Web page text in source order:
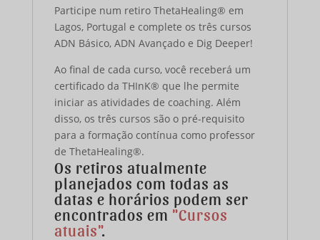
Participe num retiro ThetaHealing® em
Lagos, Portugal e complete os três cursos
ADN Básico, ADN Avançado e Dig Deeper!
Ao final de cada curso, você receberá um
certificado da THInK® que lhe permite
iniciar as atividades de coaching. Além
disso, os três cursos são o pré-requisito
para a formação contínua como professor
de ThetaHealing®.
Os retiros atualmente
planejados com todas as
datas e horários podem ser
encontrados em "Cursos
atuais".